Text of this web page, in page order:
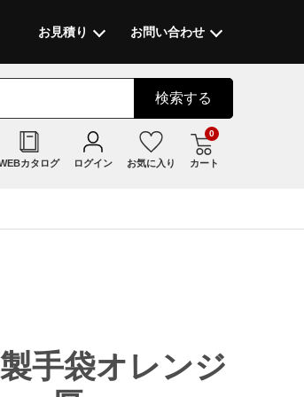
お見積り お問い合わせ
検索する
カタログ ログイン お気に入り カート
0
手袋オレンジ